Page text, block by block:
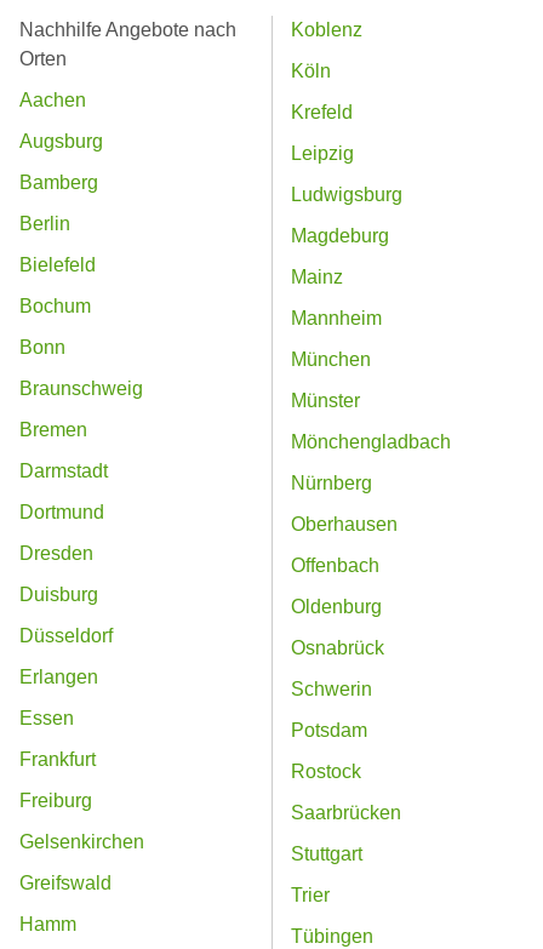
Nachhilfe Angebote nach
Orten
Aachen
Augsburg
Bamberg
Berlin
Bielefeld
Bochum
Bonn
Braunschweig
Bremen
Darmstadt
Dortmund
Dresden
Duisburg
Düsseldorf
Erlangen
Essen
Frankfurt
Freiburg
Gelsenkirchen
Greifswald
Hamm
Koblenz
Köln
Krefeld
Leipzig
Ludwigsburg
Magdeburg
Mainz
Mannheim
München
Münster
Mönchengladbach
Nürnberg
Oberhausen
Offenbach
Oldenburg
Osnabrück
Schwerin
Potsdam
Rostock
Saarbrücken
Stuttgart
Trier
Tübingen